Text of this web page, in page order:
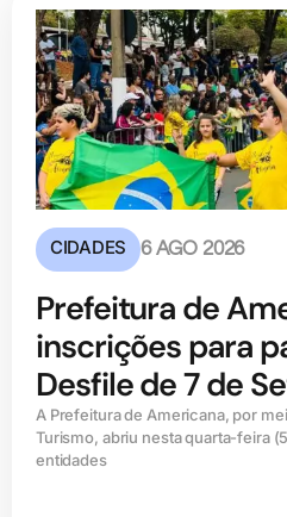
CIDADES 6 AGO 2026
Prefeitura de
inscrições para
Desfile de 7 de
A Prefeitura de Americana, por
Turismo, abriu nesta quarta-feira
entidades